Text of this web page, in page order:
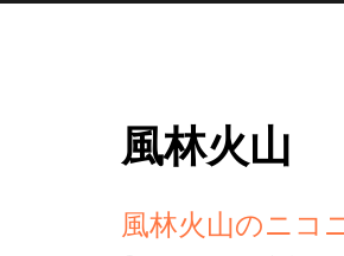
風林火山
風林火山のニコ